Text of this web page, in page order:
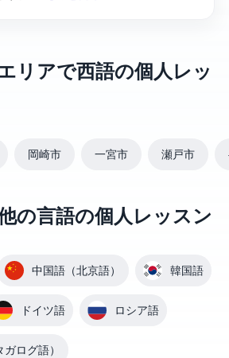
リアで西語の個人レッ
岡崎市 一宮市 瀬戸市
の言語の個人レッスン
中国語（北京語） 韓国語
ドイツ語 ロシア語
ログ語）